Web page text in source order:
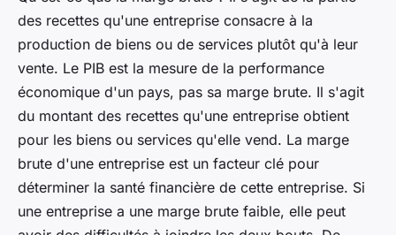
des recettes qu'une entreprise consacre à la
production de biens ou de services plutôt qu'à leur
vente. Le PIB est la mesure de la performance
économique d'un pays, pas sa marge brute. Il s'agit
du montant des recettes qu'une entreprise obtient
pour les biens ou services qu'elle vend. La marge
brute d'une entreprise est un facteur clé pour
déterminer la santé financière de cette entreprise. Si
une entreprise a une marge brute faible, elle peut